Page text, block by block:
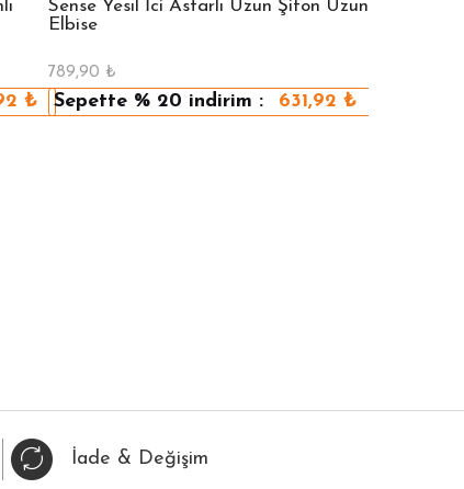
BAK
₺
FAVORİLERİME EKLE HIZLI BAK
Sense Yesıl İci Astarlı Uzun Şifon Uzun
Elbise
789,90 ₺
Sepette % 20 indirim : 631,92 ₺
İade & Değişim